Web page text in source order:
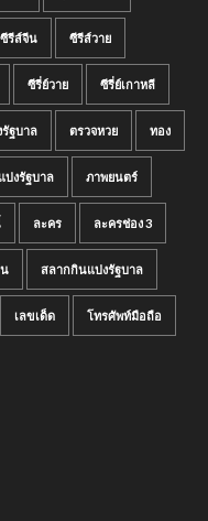
ซีรีส์จีน ซีรีส์วาย
ซีรี่ย์วาย ซีรี่ย์เกาหลี
ฐบาล ตรวจหวย ทอง
งรัฐบาล ภาพยนตร์
ละคร ละครช่อง 3
สลากกินแบ่งรัฐบาล
เลขเด็ด โทรศัพท์มือถือ